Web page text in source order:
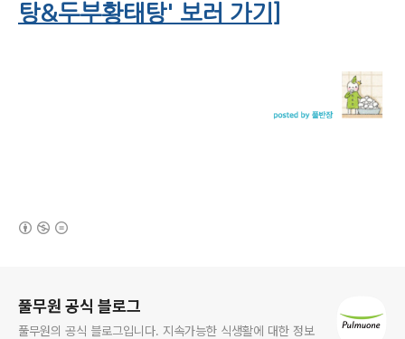
탕&두부황태탕' 보러 가기]
풀무원 공식 블로그
풀무원의 공식 블로그입니다. 지속가능한 식생활에 대한 정보